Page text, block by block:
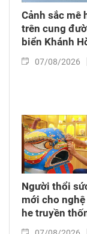
Cảnh sắc mê
trên cung
biển Khánh
07/08/2026
Người thổi
mới cho
he truyền